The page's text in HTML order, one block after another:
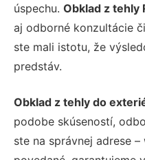
úspechu. Obklad z tehly
aj odborné konzultácie
ste mali istotu, že
predstáv.
Obklad z tehly do
podobe skúseností,
ste na správnej adrese